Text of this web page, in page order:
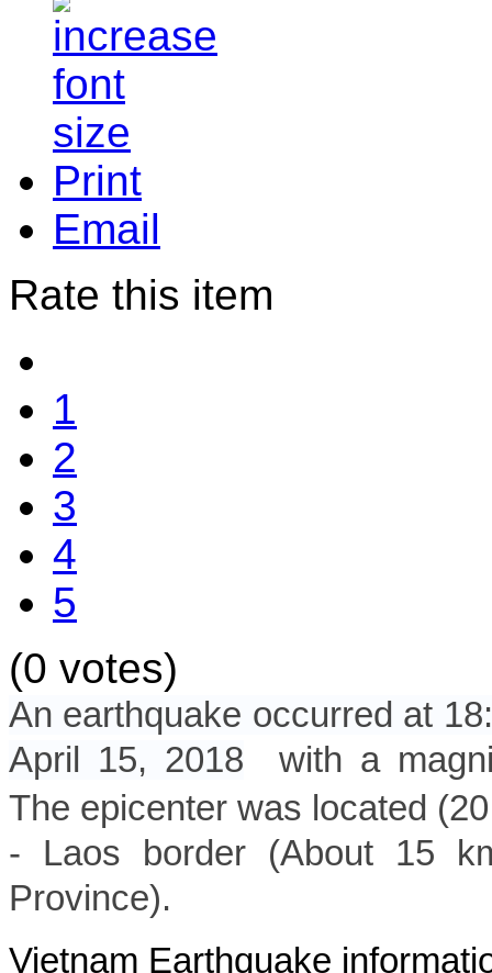
Print
Email
Rate this item
1
2
3
4
5
(0 votes)
An earthquake occurred at
April 15, 2018 with a
The epicenter was located (
- Laos border(About 15
Province).
Vietnam Earthquake